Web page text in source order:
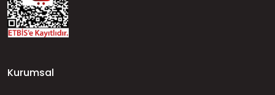
Kurumsal